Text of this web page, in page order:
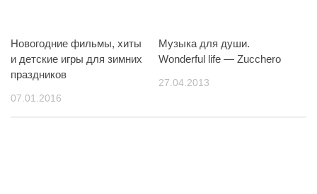
Новогодние фильмы, хиты
и детские игры для зимних
праздников
07.01.2016
Музыка для души.
Wonderful life — Zucchero
27.04.2013